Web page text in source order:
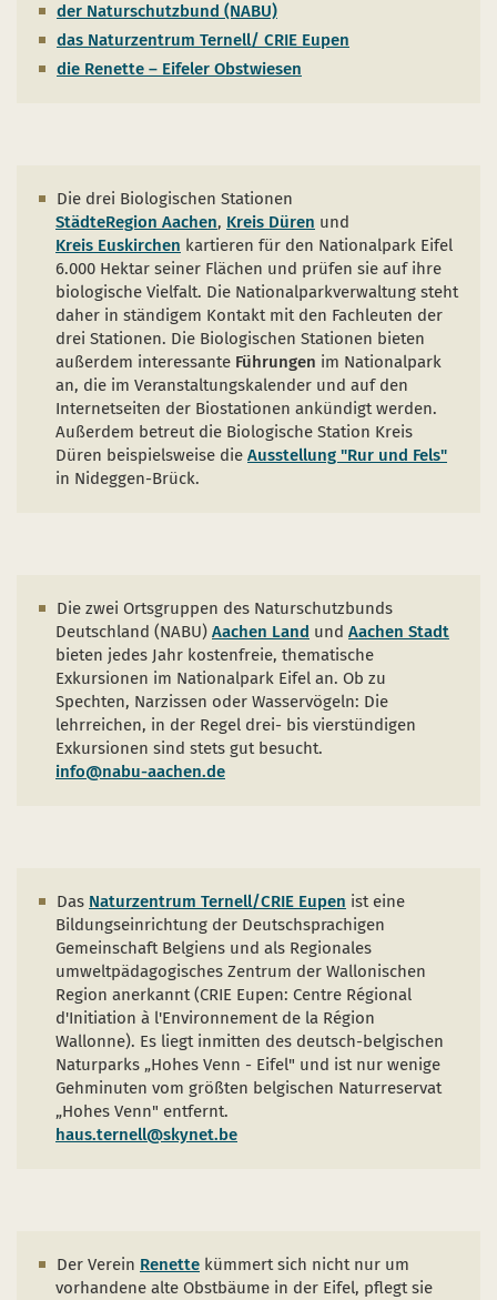
Naturentwicklung
Absterbende Fichten machen Platz für heimische
Kinder, Jugendliche und Familien
Schulen und Kitas
Erlebnisregion Nationalpark Eifel
Start- und Treffpunkte
Nationalpark-Kitas
Bücher und Karten
einem neuen Fenster)
sich in einem neuen Fenster)
sich in einem neuen Fenster)
der Naturschutzbund (NABU)
das Naturzentrum Ternell/ CRIE Eupen
die Renette – Eifeler Obstwiesen
Die drei Biologischen Stationen
StädteRegion Aachen, Kreis Düren und
Kreis Euskirchen kartieren für den Nationalpark Eifel
6.000 Hektar seiner Flächen und prüfen sie auf ihre
biologische Vielfalt. Die Nationalparkverwaltung steht
daher in ständigem Kontakt mit den Fachleuten der
drei Stationen. Die Biologischen Stationen bieten
außerdem interessante Führungen im Nationalpark
an, die im Veranstaltungskalender und auf den
Internetseiten der Biostationen ankündigt werden.
Außerdem betreut die Biologische Station Kreis
Düren beispielsweise die Ausstellung "Rur und Fels"
in Nideggen-Brück.
Die zwei Ortsgruppen des Naturschutzbunds
Deutschland (NABU) Aachen Land und Aachen Stadt
bieten jedes Jahr kostenfreie, thematische
Exkursionen im Nationalpark Eifel an. Ob zu
Spechten, Narzissen oder Wasservögeln: Die
lehrreichen, in der Regel drei- bis vierstündigen
Exkursionen sind stets gut besucht.
info@nabu-aachen.de
Das Naturzentrum Ternell/CRIE Eupen ist eine
Bildungseinrichtung der Deutschsprachigen
Gemeinschaft Belgiens und als Regionales
umweltpädagogisches Zentrum der Wallonischen
Region anerkannt (CRIE Eupen: Centre Régional
d'Initiation à l'Environnement de la Région
Wallonne). Es liegt inmitten des deutsch-belgischen
Naturparks „Hohes Venn - Eifel" und ist nur wenige
Gehminuten vom größten belgischen Naturreservat
„Hohes Venn" entfernt.
haus.ternell@skynet.be
Der Verein Renette kümmert sich nicht nur um
vorhandene alte Obstbäume in der Eifel, pflegt sie